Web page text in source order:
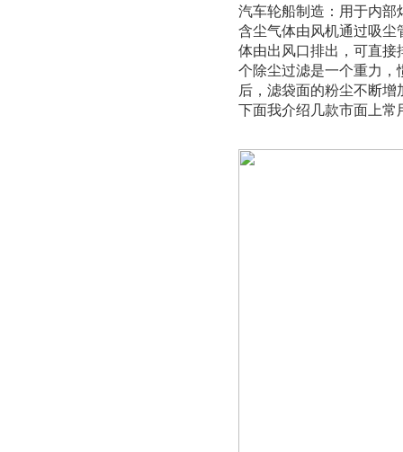
汽车轮船制造：用于内部
含尘气体由风机通过吸尘
体由出风口排出，可直接
个除尘过滤是一个重力，
后，滤袋面的粉尘不断
下面我介绍几款市面上常